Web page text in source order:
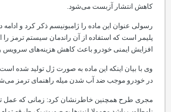
کاهش انتشار آزبست می‌شود.
رسولی عنوان این ماده را ژامبونیسم ذکر کرد و ادامه
پلیمر است که استفاده از آن راندمان سیستم ترمز را
افزایش ایمنی خودرو باعث کاهش هزینه‌های سرویس و
وی با بیان اینکه این ماده به صورت ژل تولید شده است،
در خودرو موجب ضد آب شدن میله راهنمای ترمز می‌شود.
مجری طرح همچنین خاطرنشان کرد: زمانی که عمل